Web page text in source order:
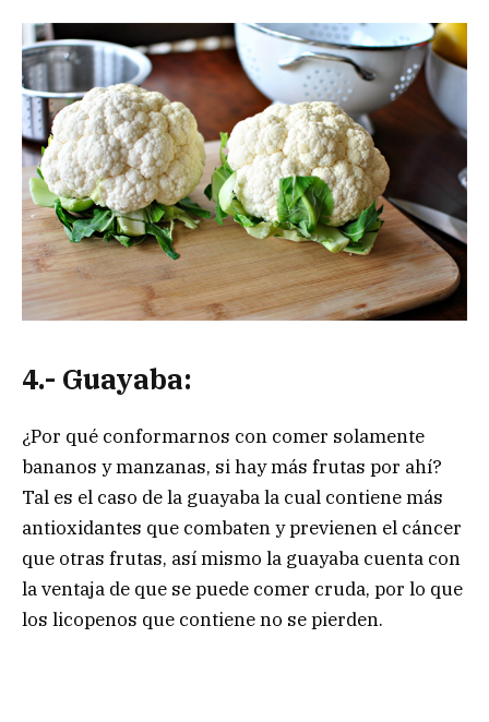
4.- Guayaba:
¿Por qué conformarnos con comer solamente
bananos y manzanas, si hay más frutas por ahí?
Tal es el caso de la guayaba la cual contiene más
antioxidantes que combaten y previenen el cáncer
que otras frutas, así mismo la guayaba cuenta con
la ventaja de que se puede comer cruda, por lo que
los licopenos que contiene no se pierden.